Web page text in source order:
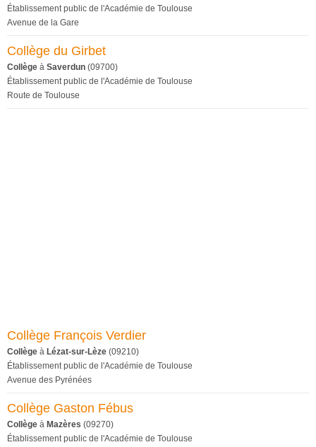
Établissement public de l'Académie de Toulouse
Avenue de la Gare
Collège du Girbet
Collège à Saverdun (09700)
Établissement public de l'Académie de Toulouse
Route de Toulouse
Collège François Verdier
Collège à Lézat-sur-Lèze (09210)
Établissement public de l'Académie de Toulouse
Avenue des Pyrénées
Collège Gaston Fébus
Collège à Mazères (09270)
Établissement public de l'Académie de Toulouse